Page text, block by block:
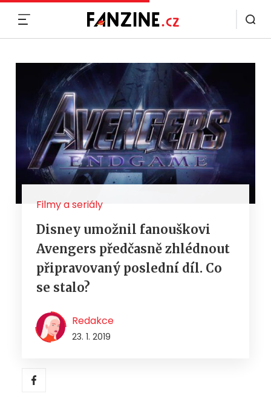
Filmy a seriály
Disney umožnil fanouškovi
Avengers předčasně zhlédnout
připravovaný poslední díl. Co
se stalo?
Redakce
23. 1. 2019